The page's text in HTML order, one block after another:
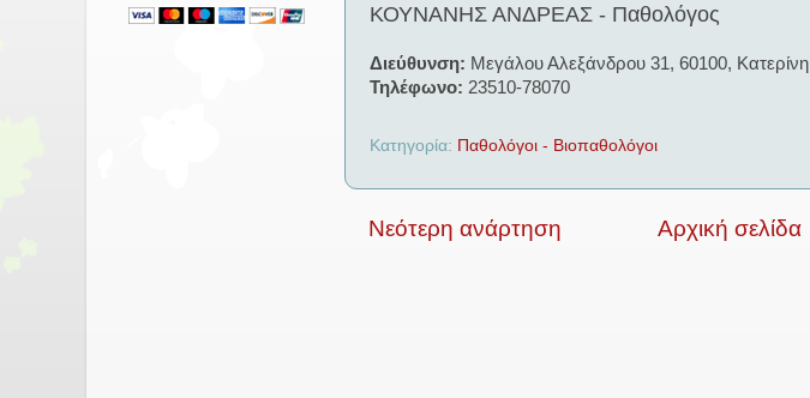
ΚΟΥΝΑΝΗΣ ΑΝΔΡΕΑΣ - Παθολόγος
Διεύθυνση: Μεγάλου Αλεξάνδρου 31, 60100, Κατερίνη
Τηλέφωνο: 23510-78070
Κατηγορία: Παθολόγοι - Βιοπαθολόγοι
Νεότερη ανάρτηση Αρχική σελίδα